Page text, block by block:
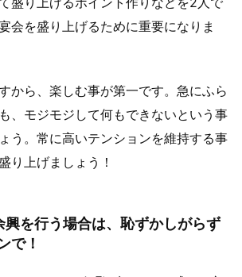
会を盛り上げるために重要になりま
から、楽しむ事が第一です。急にふら
、モジモジして何もできないという事
う。常に高いテンションを維持する事
り上げましょう！
興を行う場合は、恥ずかしがらず
で！